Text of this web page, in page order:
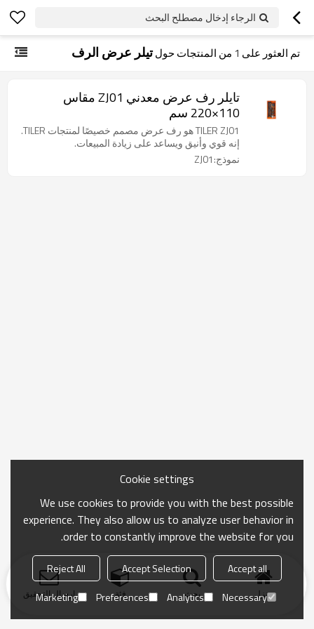
الرجاء إدخال مصطلح البحث
تم العثور على 1 من المنتجات حولتيلر عرض الرف
تايلر رف عرض معدني ZJ01 مقاس
110×220 سم
TILER ZJ01 هو رف عرض مصمم خصيصًا لمنتجات TILER.
إنه قوي وأنيق ويساعد على زيادة المبيعات.
نموذج:ZJ01
منزل بحث فئة ارسال التحقيق
Cookie settings
We use cookies to provide you with the best possible
experience. They also allow us to analyze user behavior in
order to constantly improve the website for you.
Accept all
Accept Selection
Reject All
Necessary
Analytics
Preferences
Marketing